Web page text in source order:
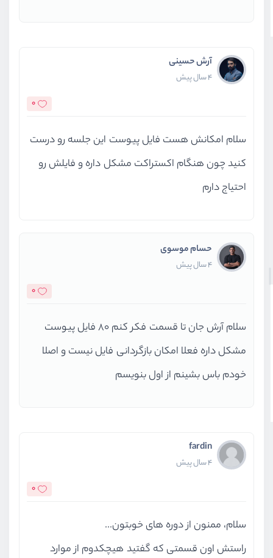
آرش حسینی
4 سال پیش
0
سلام امکانش هست فایل پیوست این جلسه رو درست
کنید چون هنگام اکستراکت مشکل داره و فایلش رو
احتیاج دارم
حسام موسوی
4 سال پیش
0
سلام آرش جان تا قسمت فکر کنم 80 فایل پیوست
مشکل داره فعلا امکان بازگردانی فایل نیست و اصلا
خودم باس بشینم از اول بنویسم
fardin
4 سال پیش
0
سلام، ممنون از دوره های خوبتون...
راستش اون قسمتی که گفتید هیچکدوم از موارد